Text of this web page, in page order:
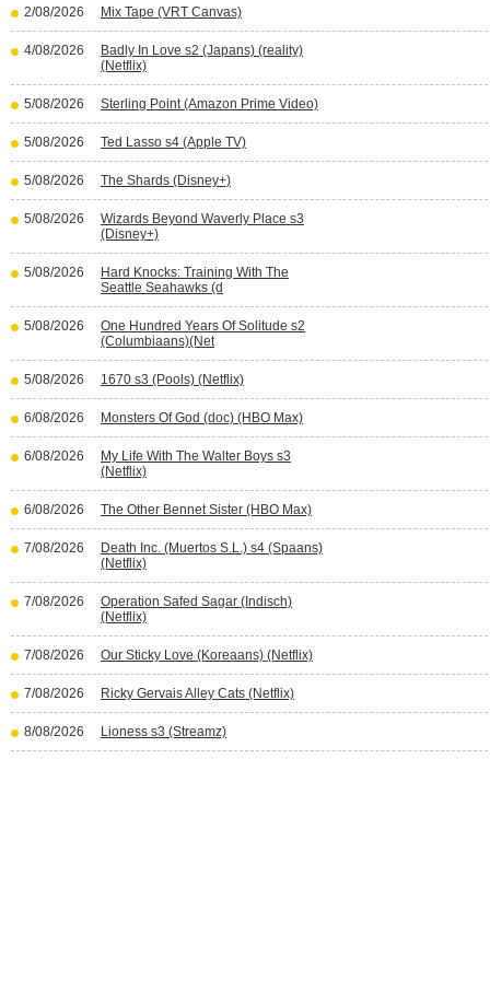
2/08/2026 Mix Tape (VRT Canvas)
4/08/2026
Badly In Love s2 (Japans) (reality)
(Netflix)
5/08/2026 Sterling Point (Amazon Prime Video)
5/08/2026 Ted Lasso s4 (Apple TV)
5/08/2026 The Shards (Disney+)
5/08/2026
Wizards Beyond Waverly Place s3
(Disney+)
5/08/2026
Hard Knocks: Training With The
Seattle Seahawks (d
5/08/2026
One Hundred Years Of Solitude s2
(Columbiaans)(Net
5/08/2026 1670 s3 (Pools) (Netflix)
6/08/2026 Monsters Of God (doc) (HBO Max)
6/08/2026
My Life With The Walter Boys s3
(Netflix)
6/08/2026 The Other Bennet Sister (HBO Max)
7/08/2026
Death Inc. (Muertos S.L.) s4 (Spaans)
(Netflix)
7/08/2026
Operation Safed Sagar (Indisch)
(Netflix)
7/08/2026 Our Sticky Love (Koreaans) (Netflix)
7/08/2026 Ricky Gervais Alley Cats (Netflix)
8/08/2026 Lioness s3 (Streamz)